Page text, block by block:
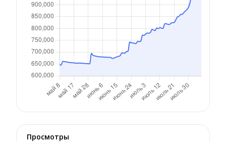
Просмотры